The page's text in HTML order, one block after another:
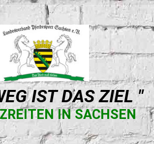
IST DAS ZIEL "
IN SACHSEN